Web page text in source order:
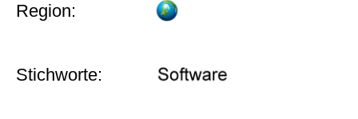
Region:
Stichworte: